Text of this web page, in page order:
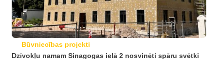
Būvniecības projekti
Dzīvokļu namam Sinagogas ielā 2 nosvinēti spāru svētki